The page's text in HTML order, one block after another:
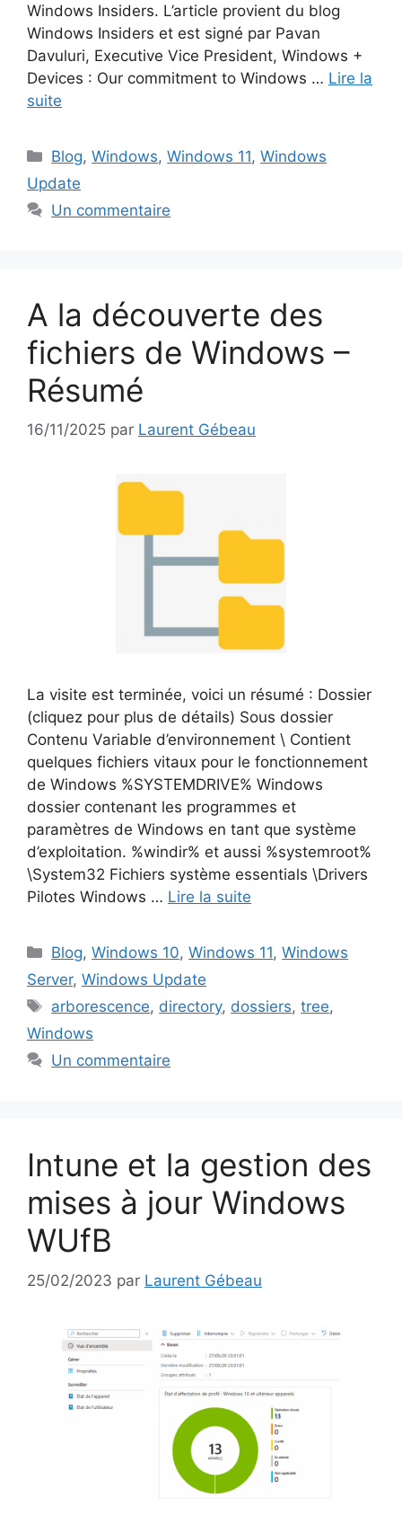
Windows Insiders. L’article provient du blog
Windows Insiders et est signé par Pavan
Davuluri, Executive Vice President, Windows +
Devices : Our commitment to Windows … Lire la
suite
Catégories
Blog,Windows,Windows 11,Windows
Update
Un commentaire
A la découverte des
fichiers de Windows –
Résumé
16/11/2025 par Laurent Gébeau
La visite est terminée, voici un résumé : Dossier
(cliquez pour plus de détails) Sous dossier
Contenu Variable d’environnement \ Contient
quelques fichiers vitaux pour le fonctionnement
de Windows %SYSTEMDRIVE% Windows
dossier contenant les programmes et
paramètres de Windows en tant que système
d’exploitation. %windir% et aussi %systemroot%
\System32 Fichiers système essentials \Drivers
Pilotes Windows … Lire la suite
Catégories
Blog,Windows 10,Windows 11,Windows
Server, Windows Update
Étiquettes
arborescence, directory, dossiers,tree,
Windows
Un commentaire
Intune et la gestion des
mises à jour Windows
WUfB
25/02/2023 par Laurent Gébeau